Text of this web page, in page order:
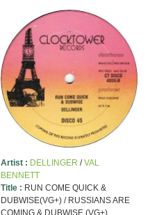
Artist : DELLINGER /VAL
BENNETT
Title : RUN COME QUICK &
DUBWISE(VG+) / RUSSIANS ARE
COMING & DUBWISE (VG+)